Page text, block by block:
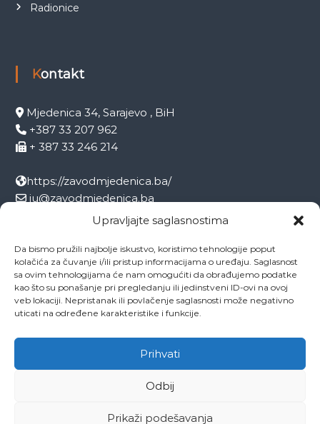
Upravljajte saglasnostima
Da bismo pružili najbolje iskustvo, koristimo tehnologije poput
kolačića za čuvanje i/ili pristup informacijama o uređaju. Saglasnost
sa ovim tehnologijama će nam omogućiti da obrađujemo podatke
kao što su ponašanje pri pregledanju ili jedinstveni ID-ovi na ovoj
veb lokaciji. Nepristanak ili povlačenje saglasnosti može negativno
uticati na određene karakteristike i funkcije.
Prihvati
Odbij
Prikaži podešavanja
Radionice
Kontakt
Mjedenica 34, Sarajevo , BiH
+387 33 207 962
+ 387 33 246 214
https://zavodmjedenica.ba/
ju@zavodmjedenica.ba
info@zamjed.edu.ba
Direktor:
+ 387 33 207 963
Sekretar:
+ 387 33 215 668
Pedagog:
+ 387 33 246 212
Psiholog:
+ 387 33 246 208
+ 387 33 207 001